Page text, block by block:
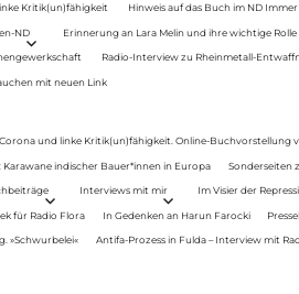
Kritik(un)fähigkeit Hinweis auf das Buch im ND
ND Erinnerung an Lara Melin und ihre wichtige
Radio-Interview zu Rheinmetall-
mit neuen Link
Corona und linke Kritik(un)fähigkeit. Online-Buchvorstellung
indischer Bauer*innen in Europa Sonderseiten
Interviews mit mir Im Visier der
für Radio Flora In Gedenken an Harun Farocki
»Schwurbelei« Antifa-Prozess in Fulda – Interview mit